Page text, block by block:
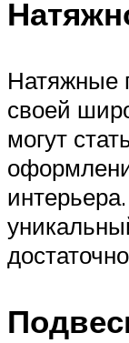
Натяжные
своей
могут